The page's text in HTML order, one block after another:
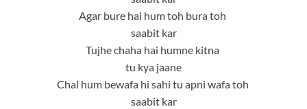
Agar bure hai hum toh bura toh
saabit kar
Tujhe chaha hai humne kitna
tu kya jaane
Chal hum bewafa hi sahi tu apni wafa toh
saabit kar